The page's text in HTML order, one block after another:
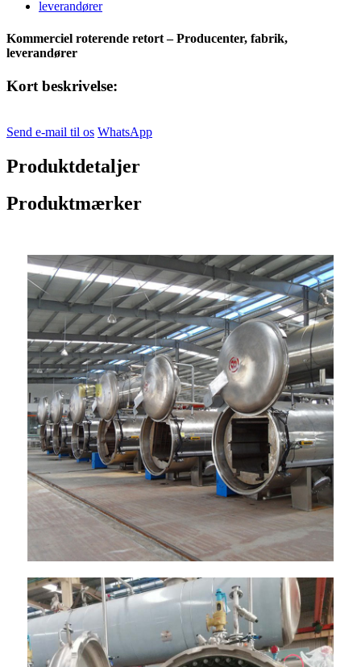
Kommerciel roterende retort – Producenter, fabrik,
leverandører
Kort beskrivelse:
Send e-mail til os WhatsApp
Produktdetaljer
Produktmærker